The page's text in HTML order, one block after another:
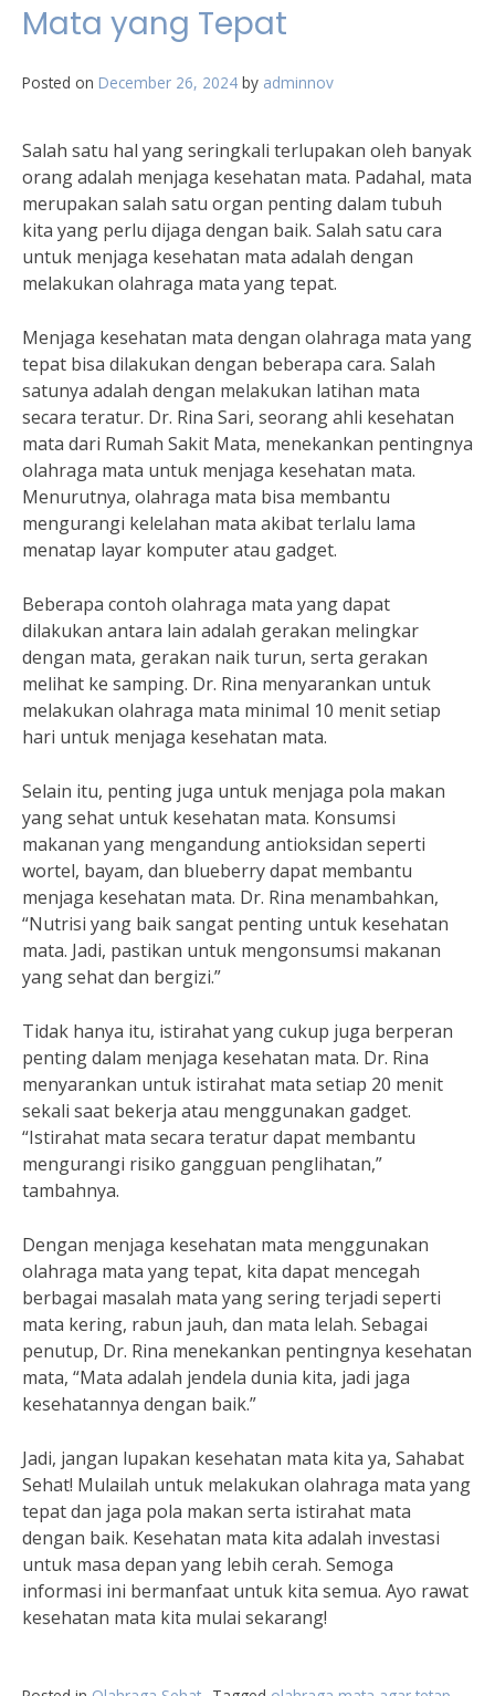
Mata yang Tepat
Posted on December 26, 2024 by adminnov
Salah satu hal yang seringkali terlupakan oleh banyak
orang adalah menjaga kesehatan mata. Padahal, mata
merupakan salah satu organ penting dalam tubuh
kita yang perlu dijaga dengan baik. Salah satu cara
untuk menjaga kesehatan mata adalah dengan
melakukan olahraga mata yang tepat.
Menjaga kesehatan mata dengan olahraga mata yang
tepat bisa dilakukan dengan beberapa cara. Salah
satunya adalah dengan melakukan latihan mata
secara teratur. Dr. Rina Sari, seorang ahli kesehatan
mata dari Rumah Sakit Mata, menekankan pentingnya
olahraga mata untuk menjaga kesehatan mata.
Menurutnya, olahraga mata bisa membantu
mengurangi kelelahan mata akibat terlalu lama
menatap layar komputer atau gadget.
Beberapa contoh olahraga mata yang dapat
dilakukan antara lain adalah gerakan melingkar
dengan mata, gerakan naik turun, serta gerakan
melihat ke samping. Dr. Rina menyarankan untuk
melakukan olahraga mata minimal 10 menit setiap
hari untuk menjaga kesehatan mata.
Selain itu, penting juga untuk menjaga pola makan
yang sehat untuk kesehatan mata. Konsumsi
makanan yang mengandung antioksidan seperti
wortel, bayam, dan blueberry dapat membantu
menjaga kesehatan mata. Dr. Rina menambahkan,
“Nutrisi yang baik sangat penting untuk kesehatan
mata. Jadi, pastikan untuk mengonsumsi makanan
yang sehat dan bergizi.”
Tidak hanya itu, istirahat yang cukup juga berperan
penting dalam menjaga kesehatan mata. Dr. Rina
menyarankan untuk istirahat mata setiap 20 menit
sekali saat bekerja atau menggunakan gadget.
“Istirahat mata secara teratur dapat membantu
mengurangi risiko gangguan penglihatan,”
tambahnya.
Dengan menjaga kesehatan mata menggunakan
olahraga mata yang tepat, kita dapat mencegah
berbagai masalah mata yang sering terjadi seperti
mata kering, rabun jauh, dan mata lelah. Sebagai
penutup, Dr. Rina menekankan pentingnya kesehatan
mata, “Mata adalah jendela dunia kita, jadi jaga
kesehatannya dengan baik.”
Jadi, jangan lupakan kesehatan mata kita ya, Sahabat
Sehat! Mulailah untuk melakukan olahraga mata yang
tepat dan jaga pola makan serta istirahat mata
dengan baik. Kesehatan mata kita adalah investasi
untuk masa depan yang lebih cerah. Semoga
informasi ini bermanfaat untuk kita semua. Ayo rawat
kesehatan mata kita mulai sekarang!